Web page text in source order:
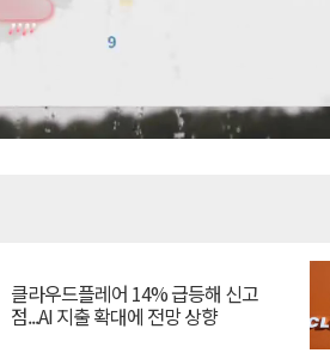
클라우드플레어 14% 급등해 신고
점...AI 지출 확대에 전망 상향